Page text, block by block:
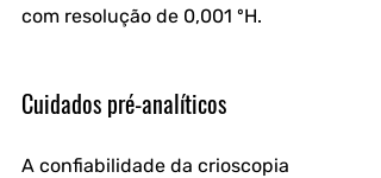
com resolução de 0,001 ºH.
Cuidados pré-analíticos
A confiabilidade da crioscopia